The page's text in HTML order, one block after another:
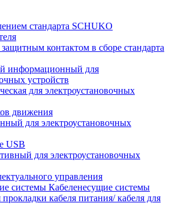
стандарта SCHUKO
защитным контактом в сборе стандарта
информационный для
устройств
для электроустановочных
движения
для электроустановочных
USB
для электроустановочных
управления
Кабеленесущие системы
кабеля питания/ кабеля для